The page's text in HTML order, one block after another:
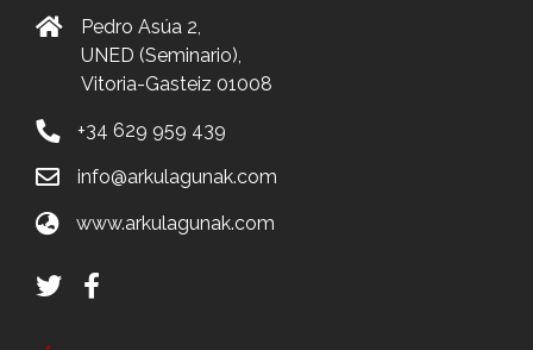
Pedro Asúa 2,
UNED (Seminario),
Vitoria-Gasteiz 01008
+34 629 959 439
info@arkulagunak.com
www.arkulagunak.com